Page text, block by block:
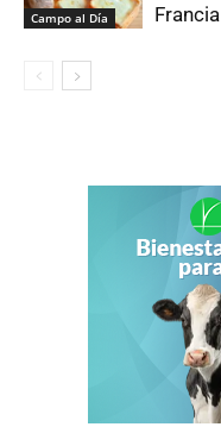
Campo al Día
Francia